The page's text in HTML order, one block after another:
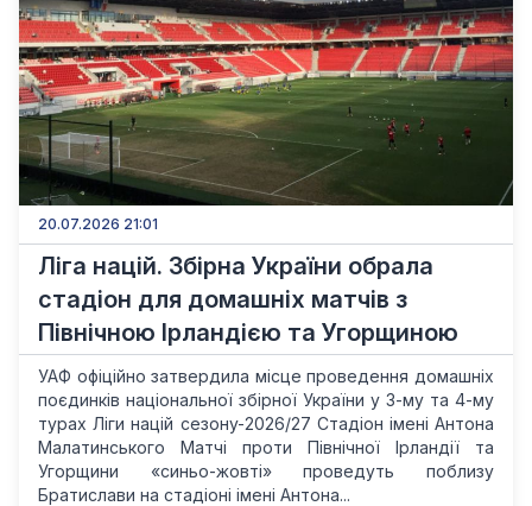
20.07.2026 21:01
Ліга націй. Збірна України обрала
стадіон для домашніх матчів з
Північною Ірландією та Угорщиною
УАФ офіційно затвердила місце проведення домашніх
поєдинків національної збірної України у 3-му та 4-му
турах Ліги націй сезону-2026/27 Стадіон імені Антона
Малатинського Матчі проти Північної Ірландії та
Угорщини «синьо-жовті» проведуть поблизу
Братислави на стадіоні імені Антона...